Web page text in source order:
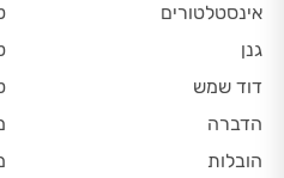
אינסטלטורים
גנן
דוד שמש
הדברה
הובלות